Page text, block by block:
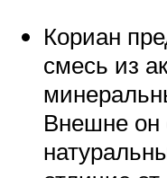
Кориан
смесь из
Внешне он